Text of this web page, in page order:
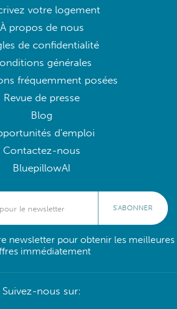
votre logement
À propos de nous
de confidentialité
générales
fréquemment posées
Revue de presse
Blog
d'emploi
Contactez-nous
BluepillowAI
S'ABONNER
newsletter pour obtenir les meilleures
immédiatement
Suivez-nous sur: